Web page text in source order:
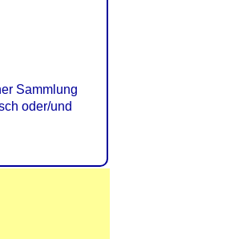
Sammlung
oder/und